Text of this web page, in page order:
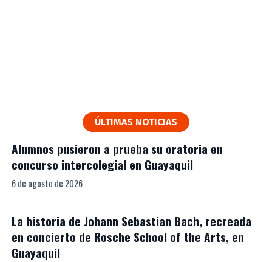
ÚLTIMAS NOTICIAS
Alumnos pusieron a prueba su oratoria en
concurso intercolegial en Guayaquil
6 de agosto de 2026
La historia de Johann Sebastian Bach, recreada
en concierto de Rosche School of the Arts, en
Guayaquil